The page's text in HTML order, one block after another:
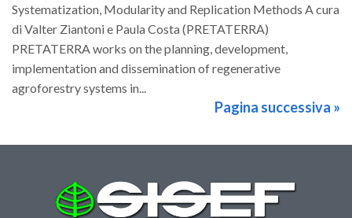
Systematization, Modularity and Replication Methods A cura
di Valter Ziantoni e Paula Costa (PRETATERRA)
PRETATERRA works on the planning, development,
implementation and dissemination of regenerative
agroforestry systems in...
Pagina successiva »